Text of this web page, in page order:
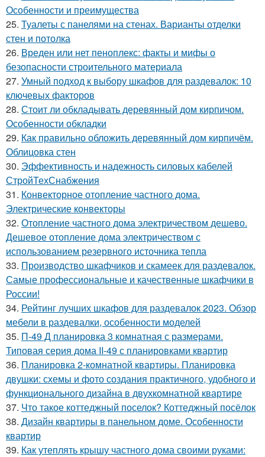
Особенности и преимущества
25. Туалеты с панелями на стенах. Варианты отделки
стен и потолка
26. Вреден или нет пеноплекс: факты и мифы о
безопасности строительного материала
27. Умный подход к выбору шкафов для раздевалок: 10
ключевых факторов
28. Стоит ли обкладывать деревянный дом кирпичом.
Особенности обкладки
29. Как правильно обложить деревянный дом кирпичём.
Облицовка стен
30. Эффективность и надежность силовых кабелей
СтройТехСнабжения
31. Конвекторное отопление частного дома.
Электрические конвекторы
32. Отопление частного дома электричеством дешево.
Дешевое отопление дома электричеством с
использованием резервного источника тепла
33. Производство шкафчиков и скамеек для раздевалок.
Самые профессиональные и качественные шкафчики в
России!
34. Рейтинг лучших шкафов для раздевалок 2023. Обзор
мебели в раздевалки, особенности моделей
35. П-49 Д планировка 3 комнатная с размерами.
Типовая серия дома II-49 с планировками квартир
36. Планировка 2-комнатной квартиры. Планировка
двушки: схемы и фото создания практичного, удобного и
функционального дизайна в двухкомнатной квартире
37. Что такое коттеджный поселок? Коттеджный посёлок
38. Дизайн квартиры в панельном доме. Особенности
квартир
39. Как утеплять крышу частного дома своими руками: